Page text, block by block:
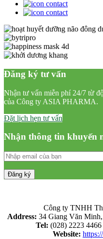
Đăng ký tư vấn
Nhận tư vấn miễn phí 24/7 từ
của Công ty ASIA PHARMA.
Đặt lịch hẹn tư vấn
Nhận thông tin khuyến
Công ty TNHH
Address: 34 Giang Văn
Tel: (028) 2223 4466
Website: